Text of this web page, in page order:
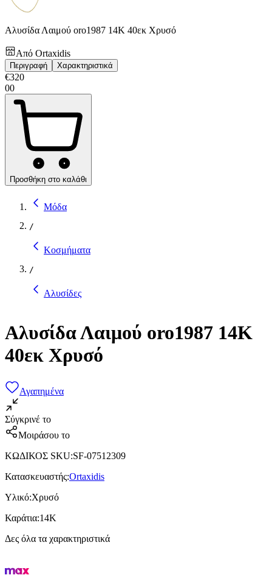
Αλυσίδα Λαιμού oro1987 14Κ 40εκ Χρυσό
Από Ortaxidis
Περιγραφή Χαρακτηριστικά
€320
00
Προσθήκη στο καλάθι
Μόδα
/
Κοσμήματα
/
Αλυσίδες
Αλυσίδα Λαιμού oro1987 14Κ
40εκ Χρυσό
Αγαπημένα
Σύγκρινέ το
Μοιράσου το
ΚΩΔΙΚΟΣ SKU:SF-07512309
Κατασκευαστής:Ortaxidis
Υλικό:Χρυσό
Καράτια:14Κ
Δες όλα τα χαρακτηριστικά